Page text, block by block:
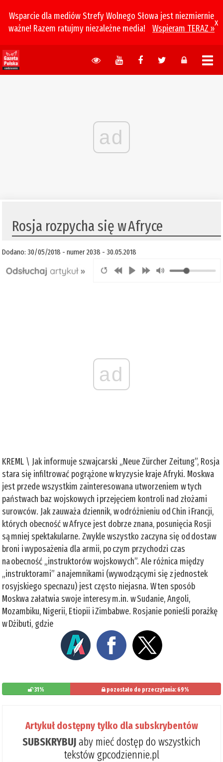
Wsparcie dla mediów Strefy Wolnego Słowa jest niezmiernie
ważne! Razem ratujmy niezależne media!
Wspieram TERAZ »
x
ad
Rosja rozpycha się w Afryce
Dodano: 30/05/2018 - numer 2038 - 30.05.2018
ad
KREML \ Jak informuje szwajcarski „Neue Zürcher Zeitung”, Rosja
stara się infiltrować pogrążone w kryzysie kraje Afryki. Moskwa
jest przede wszystkim zainteresowana utworzeniem w tych
państwach baz wojskowych i przejęciem kontroli nad złożami
surowców. Jak zauważa dziennik, w odróżnieniu od Chin i Francji,
których obecność w Afryce jest dobrze znana, posunięcia Rosji
są mniej spektakularne. Zwykle wszystko zaczyna się od dostaw
broni i wyposażenia dla armii, po czym przychodzi czas
na obecność „instruktorów wojskowych”. Ale różnica między
„instruktorami” a najemnikami (wywodzącymi się z jednostek
rosyjskiego specnazu) jest często niejasna. W ten sposób
Moskwa załatwia swoje interesy m.in. w Sudanie, Angoli,
Mozambiku, Nigerii, Etiopii i Zimbabwe. Rosjanie ponieśli porażkę
w Dżibuti, gdzie
31% pozostało do przeczytania: 69%
Artykuł dostępny tylko dla subskrybentów
SUBSKRYBUJaby mieć dostęp do wszystkich
tekstów gpcodziennie.pl